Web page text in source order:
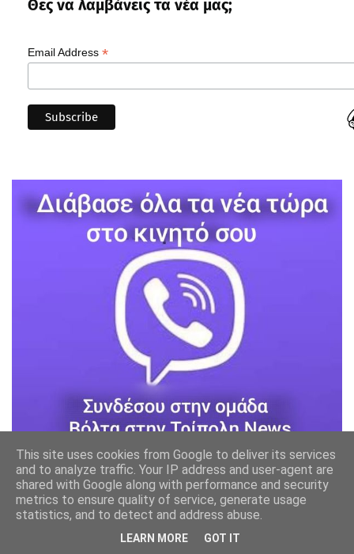
Θες να λαμβάνεις τα νέα μας;
Email Address *
This site uses cookies from Google to deliver its services
and to analyze traffic. Your IP address and user-agent are
shared with Google along with performance and security
metrics to ensure quality of service, generate usage
statistics, and to detect and address abuse.
LEARN MORE GOT IT